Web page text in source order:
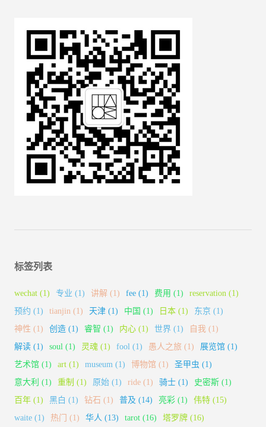
标签列表
wechat (1) 专业 (1) 讲解 (1) fee (1) 费用 (1) reservation (1)
预约 (1) tianjin (1) 天津 (1) 中国 (1) 日本 (1) 东京 (1)
神性 (1) 创造 (1) 睿智 (1) 内心 (1) 世界 (1) 自我 (1)
解读 (1) soul (1) 灵魂 (1) fool (1) 愚人之旅 (1) 展览馆 (1)
艺术馆 (1) art (1) museum (1) 博物馆 (1) 圣甲虫 (1)
意大利 (1) 重制 (1) 原始 (1) ride (1) 骑士 (1) 史密斯 (1)
百年 (1) 黑白 (1) 钻石 (1) 普及 (14) 亮彩 (1) 伟特 (15)
waite (1) 热门 (1) 华人 (13) tarot (16) 塔罗牌 (16)